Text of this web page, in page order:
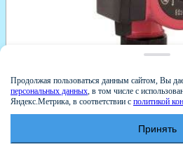
2790р.
Насос JEMIX ЦН-32/6-180 (WRS-
Продолжая пользоваться данным сайтом, Вы
персональных данных, в том числе с
Яндекс.Метрика, в соответствии с политикой
Принять